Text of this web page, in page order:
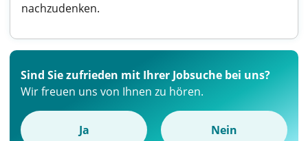
nachzudenken.
Sind Sie zufrieden mit Ihrer Jobsuche bei uns?
Wir freuen uns von Ihnen zu hören.
Ja Nein